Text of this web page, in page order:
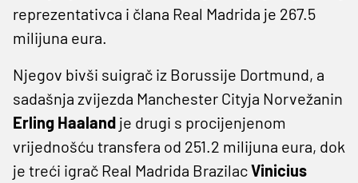
reprezentativca i člana Real Madrida je 267.5
milijuna eura.
Njegov bivši suigrač iz Borussije Dortmund, a
sadašnja zvijezda Manchester Cityja Norvežanin
Erling Haaland je drugi s procijenjenom
vrijednošću transfera od 251.2 milijuna eura, dok
je treći igrač Real Madrida BrazilacVinicius